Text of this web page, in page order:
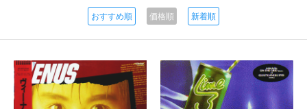
おすすめ順 価格順 新着順